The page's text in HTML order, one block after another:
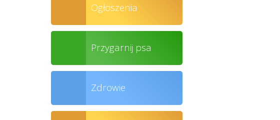
Ogłoszenia
Przygarnij psa
Zdrowie